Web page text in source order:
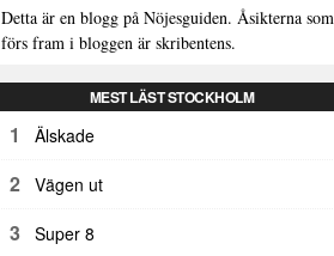
Detta är en blogg på Nöjesguiden. Åsikterna som
förs fram i bloggen är skribentens.
MEST LÄST STOCKHOLM
1 Älskade
2 Vägen ut
3 Super 8